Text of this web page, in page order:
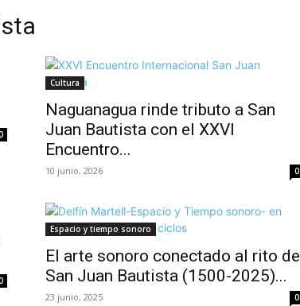
Cultura
Naguanagua rinde tributo a San
Juan Bautista con el XXVI
Encuentro...
10 junio, 2026 0
Espacio y tiempo sonoro
El arte sonoro conectado al rito de
San Juan Bautista (1500-2025)...
23 junio, 2025 0